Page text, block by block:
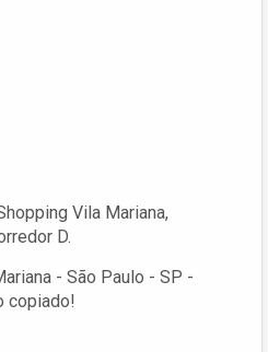
Vila Mariana,
D.
- São Paulo - SP -
copiado!